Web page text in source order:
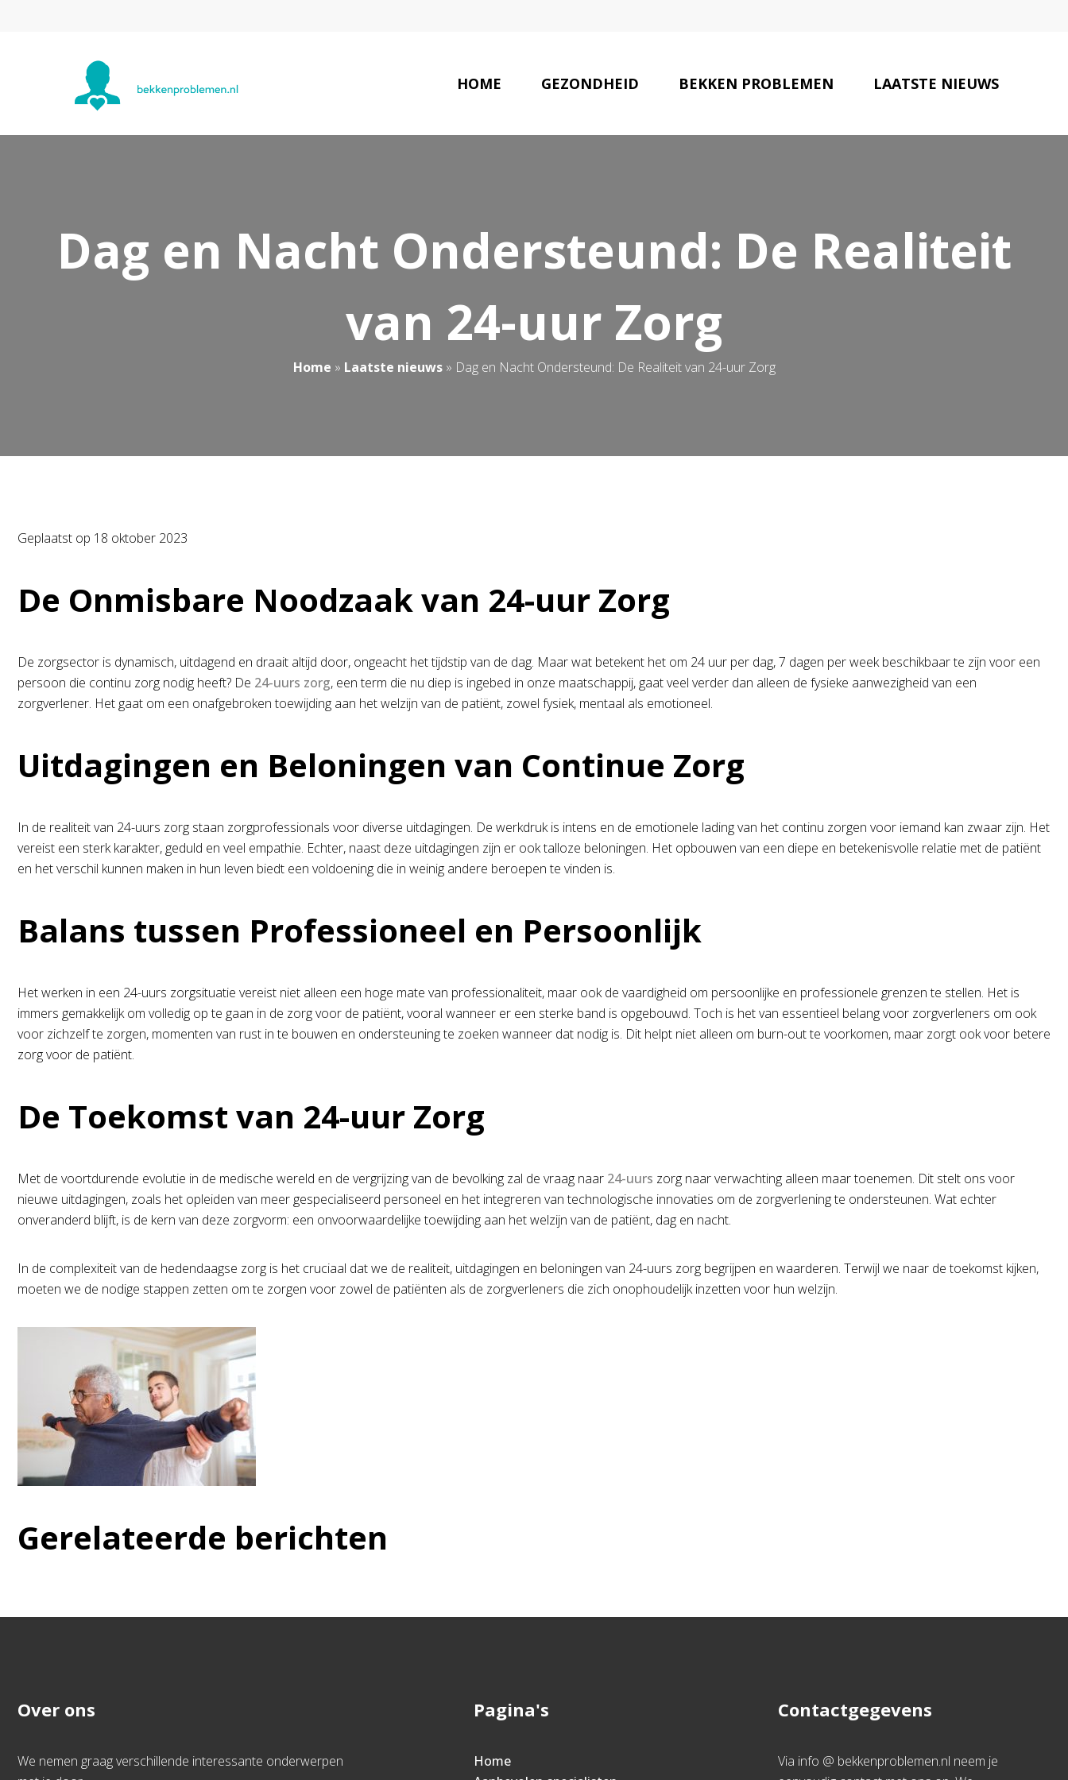
HOME GEZONDHEID BEKKEN PROBLEMEN LAATSTE NIEUWS
Dag en Nacht Ondersteund: De Realiteit
van 24-uur Zorg
Home » Laatste nieuws» Dag en Nacht Ondersteund: De Realiteit van 24-uur Zorg
Geplaatst op 18 oktober 2023
De Onmisbare Noodzaak van 24-uur Zorg
De zorgsector is dynamisch, uitdagend en draait altijd door, ongeacht het tijdstip van de dag. Maar wat betekent het om 24 uur per dag, 7 dagen per week beschikbaar te zijn voor een
persoon die continu zorg nodig heeft? De 24-uurs zorg, een term die nu diep is ingebed in onze maatschappij, gaat veel verder dan alleen de fysieke aanwezigheid van een
zorgverlener. Het gaat om een onafgebroken toewijding aan het welzijn van de patiënt, zowel fysiek, mentaal als emotioneel.
Uitdagingen en Beloningen van Continue Zorg
In de realiteit van 24-uurs zorg staan zorgprofessionals voor diverse uitdagingen. De werkdruk is intens en de emotionele lading van het continu zorgen voor iemand kan zwaar zijn. Het
vereist een sterk karakter, geduld en veel empathie. Echter, naast deze uitdagingen zijn er ook talloze beloningen. Het opbouwen van een diepe en betekenisvolle relatie met de patiënt
en het verschil kunnen maken in hun leven biedt een voldoening die in weinig andere beroepen te vinden is.
Balans tussen Professioneel en Persoonlijk
Het werken in een 24-uurs zorgsituatie vereist niet alleen een hoge mate van professionaliteit, maar ook de vaardigheid om persoonlijke en professionele grenzen te stellen. Het is
immers gemakkelijk om volledig op te gaan in de zorg voor de patiënt, vooral wanneer er een sterke band is opgebouwd. Toch is het van essentieel belang voor zorgverleners om ook
voor zichzelf te zorgen, momenten van rust in te bouwen en ondersteuning te zoeken wanneer dat nodig is. Dit helpt niet alleen om burn-out te voorkomen, maar zorgt ook voor betere
zorg voor de patiënt.
De Toekomst van 24-uur Zorg
Met de voortdurende evolutie in de medische wereld en de vergrijzing van de bevolking zal de vraag naar 24-uurs zorg naar verwachting alleen maar toenemen. Dit stelt ons voor
nieuwe uitdagingen, zoals het opleiden van meer gespecialiseerd personeel en het integreren van technologische innovaties om de zorgverlening te ondersteunen. Wat echter
onveranderd blijft, is de kern van deze zorgvorm: een onvoorwaardelijke toewijding aan het welzijn van de patiënt, dag en nacht.
In de complexiteit van de hedendaagse zorg is het cruciaal dat we de realiteit, uitdagingen en beloningen van 24-uurs zorg begrijpen en waarderen. Terwijl we naar de toekomst kijken,
moeten we de nodige stappen zetten om te zorgen voor zowel de patiënten als de zorgverleners die zich onophoudelijk inzetten voor hun welzijn.
Gerelateerde berichten
Over ons
We nemen graag verschillende interessante onderwerpen
Pagina's
Home
Contactgegevens
Via info @ bekkenproblemen.nl neem je